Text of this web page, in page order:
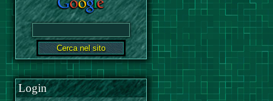
Login